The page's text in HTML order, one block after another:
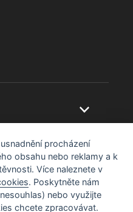
procházení
obsahu nebo reklamy a k
Více naleznete v
. Poskytněte nám
nebo využijte
chcete zpracovávat.